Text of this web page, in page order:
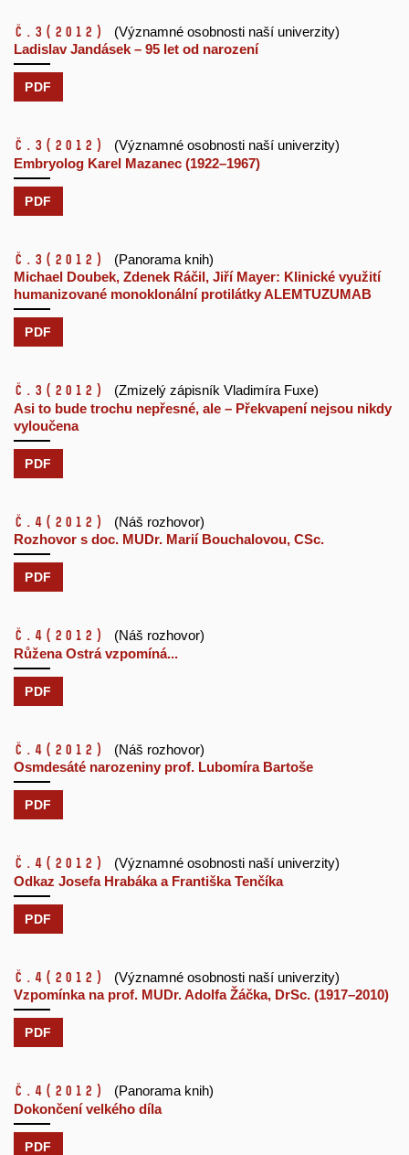
č.3 (2012)
(Významné osobnosti naší univerzity)
Ladislav Jandásek – 95 let od narození
PDF
č.3 (2012)
(Významné osobnosti naší univerzity)
Embryolog Karel Mazanec (1922–1967)
PDF
č.3 (2012)
(Panorama knih)
Michael Doubek, Zdenek Ráčil, Jiří Mayer: Klinické využití
humanizované monoklonální protilátky ALEMTUZUMAB
PDF
č.3 (2012)
(Zmizelý zápisník Vladimíra Fuxe)
Asi to bude trochu nepřesné, ale – Překvapení nejsou nikdy
vyloučena
PDF
č.4 (2012)
(Náš rozhovor)
Rozhovor s doc. MUDr. Marií Bouchalovou, CSc.
PDF
č.4 (2012)
(Náš rozhovor)
Růžena Ostrá vzpomíná...
PDF
č.4 (2012)
(Náš rozhovor)
Osmdesáté narozeniny prof. Lubomíra Bartoše
PDF
č.4 (2012)
(Významné osobnosti naší univerzity)
Odkaz Josefa Hrabáka a Františka Tenčíka
PDF
č.4 (2012)
(Významné osobnosti naší univerzity)
Vzpomínka na prof. MUDr. Adolfa Žáčka, DrSc. (1917–2010)
PDF
č.4 (2012)
(Panorama knih)
Dokončení velkého díla
PDF